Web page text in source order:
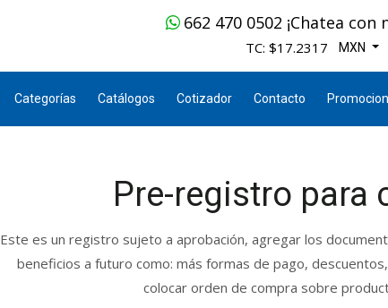
662 470 0502 ¡Chatea con
TC: $17.2317 MXN
Categorías Catálogos Cotizador Contacto
Pre-registro para
Este es un registro sujeto a aprobación, agregar los
beneficios a futuro como: más formas de pago,
colocar orden de compra sobre